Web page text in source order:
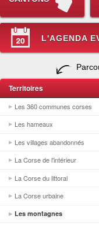
L'AGENDA
Territoires
Les 360 communes corses
Les hameaux
Les villages abandonnés
La Corse de l'intérieur
La Corse du littoral
La Corse urbaine
Les montagnes